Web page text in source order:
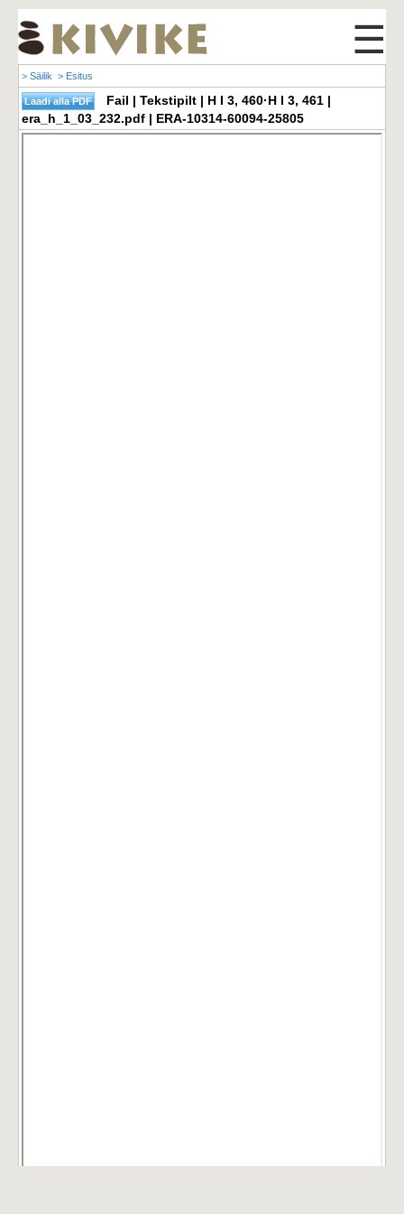
☰
> Säilik > Esitus
Fail | Tekstipilt | H I 3, 460·H I 3, 461 |
era_h_1_03_232.pdf | ERA-10314-60094-25805